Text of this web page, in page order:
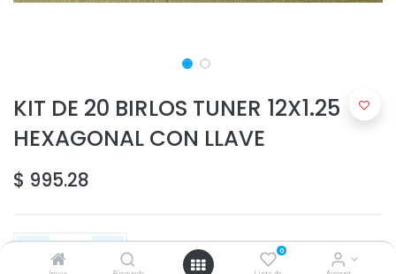
0
KIT DE 20 BIRLOS TUNER 12X1.25
HEXAGONAL CON LLAVE
$ 995.28